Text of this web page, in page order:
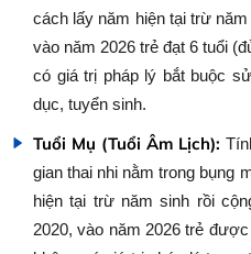
cách lấy năm hiện tại trừ
vào năm 2026 trẻ đạt 6 tuổi
có giá trị pháp lý bắt buộc
dục, tuyển sinh.
Tuổi Mụ (Tuổi Âm Lịch):
gian thai nhi nằm trong bụng
hiện tại trừ năm sinh rồi
2020, vào năm 2026 trẻ